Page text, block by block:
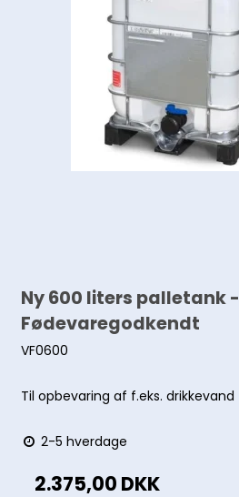
Ny 600 liters palletank -
Fødevaregodkendt
VF0600
Til opbevaring af f.eks. drikkevand
2-5 hverdage
2.375,00 DKK